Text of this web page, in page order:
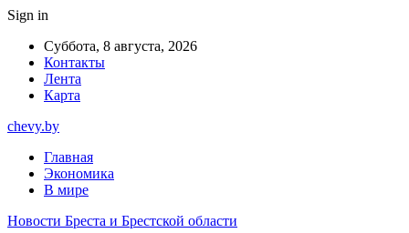
Sign in
Суббота, 8 августа, 2026
Контакты
Лента
Карта
chevy.by
Главная
Экономика
В мире
Новости Бреста и Брестской области